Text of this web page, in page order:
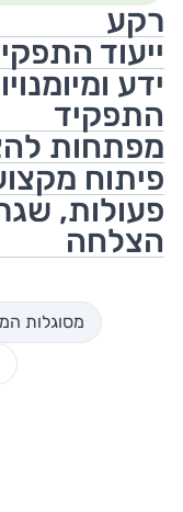
רקע
ייעוד
ידע
התפקיד
מפתחות
פיתוח
פעולות,
הצלחה
מסוגלות